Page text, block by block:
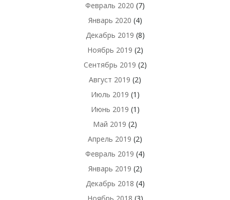
Февраль 2020 (7)
Январь 2020 (4)
Декабрь 2019 (8)
Ноябрь 2019 (2)
Сентябрь 2019 (2)
Август 2019 (2)
Июль 2019 (1)
Июнь 2019 (1)
Май 2019 (2)
Апрель 2019 (2)
Февраль 2019 (4)
Январь 2019 (2)
Декабрь 2018 (4)